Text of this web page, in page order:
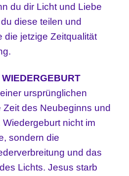
du dir Licht und Liebe
diese teilen und
die jetzige Zeitqualität
ursprünglichen
Zeit des Neubeginns und
nicht im
sondern die
und das
Lichts. Jesus starb